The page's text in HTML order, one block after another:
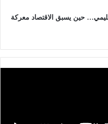
حين يسبق الاقتصاد معركة